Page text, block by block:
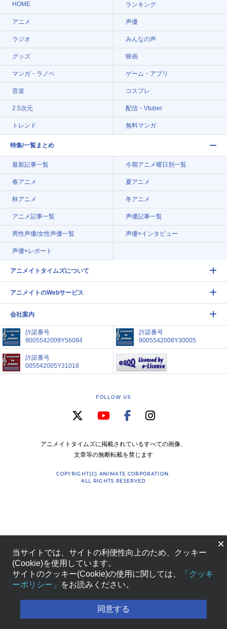
HOME ランキング
アニメ 声優
ラジオ みんなの声
グッズ 映画
マンガ・ラノベ ゲーム・アプリ
音楽 コスプレ
2.5次元 配信・Vtuber
トレンド 無料マンガ
特集/一覧まとめ
最新記事一覧 今期アニメ曜日別一覧
春アニメ 夏アニメ
秋アニメ 冬アニメ
アニメ記事一覧 声優記事一覧
男性声優/女性声優一覧 声優×インタビュー
声優×レポート
アニメイトタイムズについて
アニメイトのWebサービス
会社案内
許諾番号
9005542009Y56084
許諾番号
9005542008Y30005
許諾番号
005542005Y31018
FOLLOW US
アニメイトタイムズに掲載されているすべての画像、
文章等の無断転載を禁じます
COPYRIGHT(C) ANIMATE CORPORATION.
ALL RIGHTS RESERVED
×
当サイトでは、サイトの利便性向上のため、クッキー
(Cookie)を使用しています。
サイトのクッキー(Cookie)の使用に関しては、
「クッキ
ーポリシー」
をお読みください。
同意する